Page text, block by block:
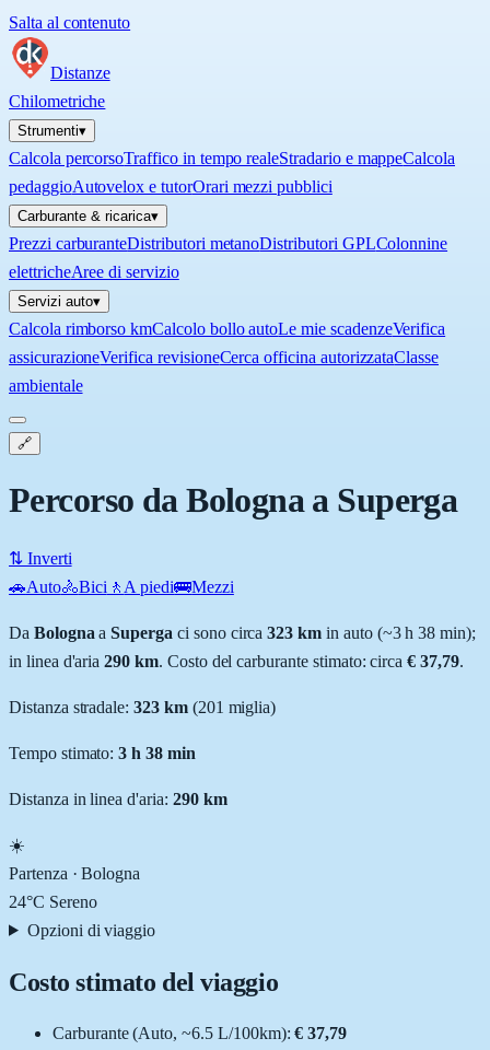
Salta al contenuto
Distanze
Chilometriche
Strumenti▾
Calcola percorsoTraffico in tempo realeStradario e mappeCalcola
pedaggioAutovelox e tutorOrari mezzi pubblici
Carburante & ricarica▾
Prezzi carburanteDistributori metanoDistributori GPLColonnine
elettricheAree di servizio
Servizi auto▾
Calcola rimborso kmCalcolo bollo autoLe mie scadenzeVerifica
assicurazioneVerifica revisioneCerca officina autorizzataClasse
ambientale
🔗
Percorso da Bologna a Superga
⇅ Inverti
🚗Auto🚴Bici 🚶 A piedi🚌Mezzi
Da Bologna aSuperga ci sono circa 323 km in auto (~3 h 38 min);
in linea d'aria290 km. Costo del carburante stimato: circa € 37,79.
Distanza stradale:323km (201 miglia)
Tempo stimato:3 h 38 min
Distanza in linea d'aria: 290km
☀️
Partenza ·Bologna
24°C Sereno
Opzioni di viaggio
Costo stimato del viaggio
Carburante (Auto, ~6.5 L/100km): € 37,79